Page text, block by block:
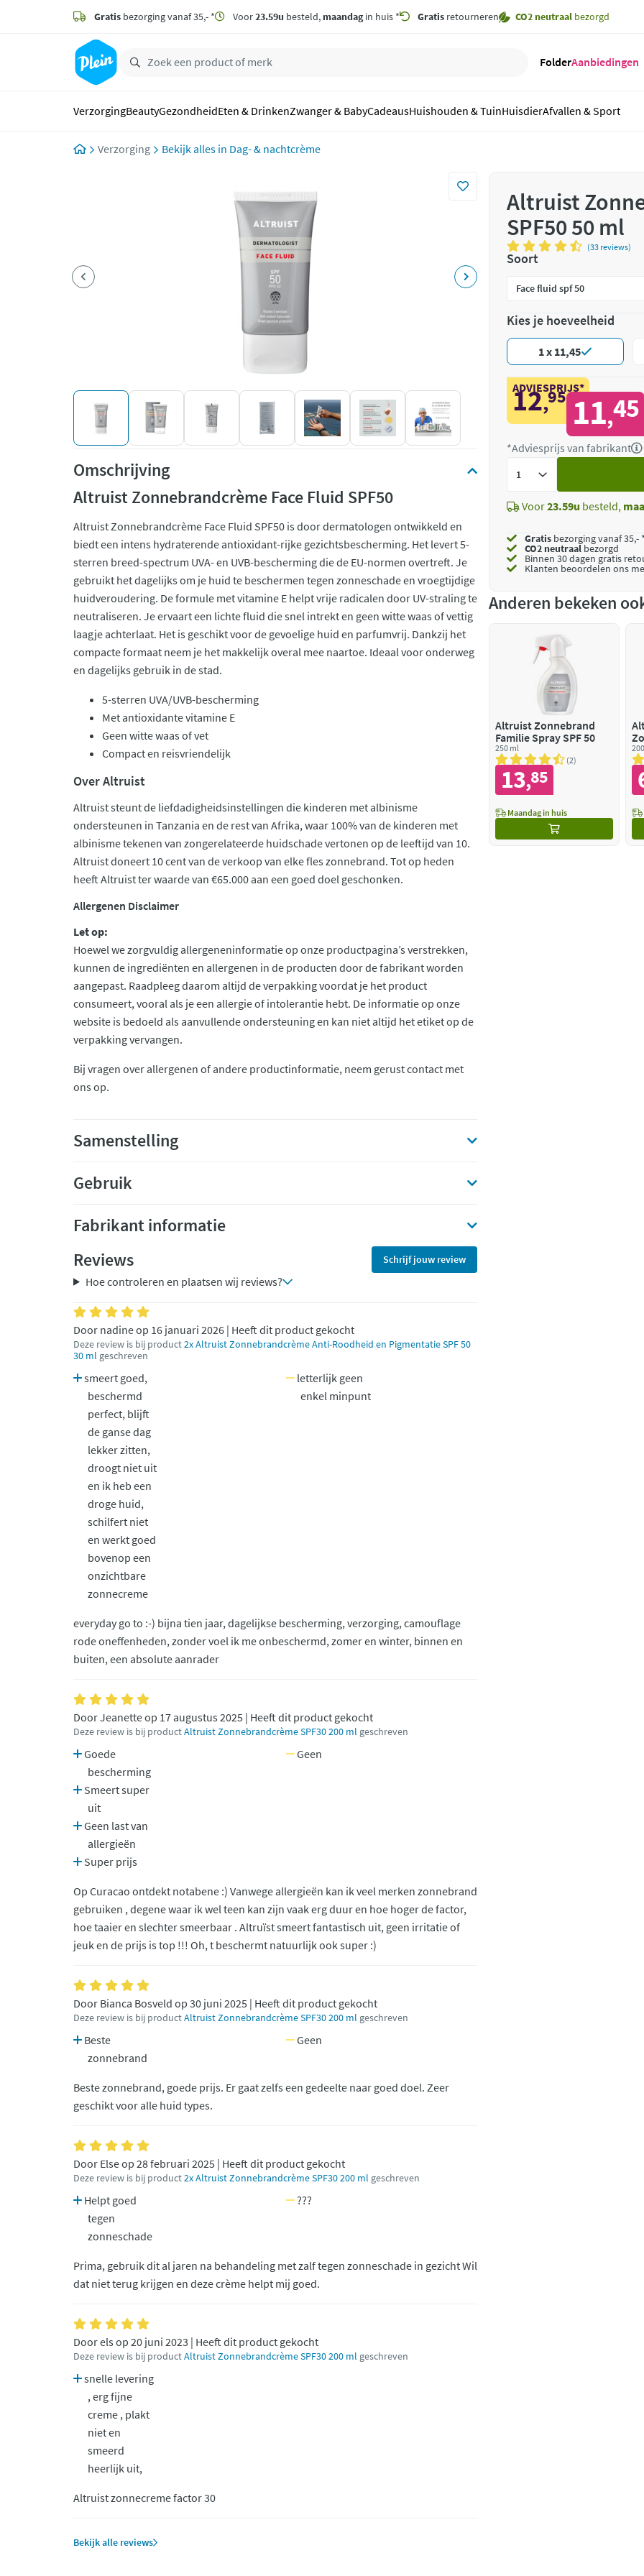
zoeken
hoofdinhoud
Gratis bezorging vanaf 35,- * Voor23.59u besteld, maandagin huis * Gratis retourneren CO2 neutraal bezorgd
FolderAanbiedingen
VerzorgingBeautyGezondheidEten & DrinkenZwanger & BabyCadeausHuishouden & TuinHuisdierAfvallen & Sport
Verzorging Dag- & nachtcrème
Omschrijving
Altruist Zonnebrandcrème Face Fluid SPF50
Altruist Zonnebrandcrème Face Fluid SPF50 is door dermatologen ontwikkeld en
biedt een intens hydraterende antioxidant-rijke gezichtsbescherming. Het levert 5-
sterren breed-spectrum UVA- en UVB-bescherming die de EU-normen overtreft. Je
gebruikt het dagelijks om je huid te beschermen tegen zonneschade en vroegtijdige
huidveroudering. De formule met vitamine E helpt vrije radicalen door UV-straling te
neutraliseren. Je ervaart een lichte fluid die snel intrekt en geen witte waas of vettig
laagje achterlaat. Het is geschikt voor de gevoelige huid en parfumvrij. Dankzij het
compacte formaat neem je het makkelijk overal mee naartoe. Ideaal voor onderweg
en dagelijks gebruik in de stad.
5-sterren UVA/UVB-bescherming
Met antioxidante vitamine E
Geen witte waas of vet
Compact en reisvriendelijk
Over Altruist
Altruist steunt de liefdadigheidsinstellingen die kinderen met albinisme
ondersteunen in Tanzania en de rest van Afrika, waar 100% van de kinderen met
albinisme tekenen van zongerelateerde huidschade vertonen op de leeftijd van 10.
Altruist doneert 10 cent van de verkoop van elke fles zonnebrand. Tot op heden
heeft Altruist ter waarde van €65.000 aan een goed doel geschonken.
Allergenen Disclaimer
Let op:
Hoewel we zorgvuldig allergeneninformatie op onze productpagina’s verstrekken,
kunnen de ingrediënten en allergenen in de producten door de fabrikant worden
aangepast. Raadpleeg daarom altijd de verpakking voordat je het product
consumeert, vooral als je een allergie of intolerantie hebt. De informatie op onze
website is bedoeld als aanvullende ondersteuning en kan niet altijd het etiket op de
verpakking vervangen.
Bij vragen over allergenen of andere productinformatie, neem gerust contact met
ons op.
Samenstelling
Gebruik
Fabrikant informatie
Reviews
Schrijf jouw review
Hoe controleren en plaatsen wij reviews?
Door nadine op 16 januari 2026 | Heeft dit product gekocht
Deze review is bij product2x Altruist Zonnebrandcrème Anti-Roodheid en Pigmentatie SPF 50
30 ml geschreven
smeert goed,
beschermd
perfect, blijft
de ganse dag
lekker zitten,
droogt niet uit
en ik heb een
droge huid,
schilfert niet
en werkt goed
bovenop een
onzichtbare
zonnecreme
letterlijk geen
enkel minpunt
everyday go to :-) bijna tien jaar, dagelijkse bescherming, verzorging, camouflage
rode oneffenheden, zonder voel ik me onbeschermd, zomer en winter, binnen en
buiten, een absolute aanrader
Door Jeanette op 17 augustus 2025 | Heeft dit product gekocht
Deze review is bij productAltruist Zonnebrandcrème SPF30 200 ml geschreven
Goede
bescherming
Smeert super
uit
Geen last van
allergieën
Super prijs
Geen
Op Curacao ontdekt notabene :) Vanwege allergieën kan ik veel merken zonnebrand
gebruiken , degene waar ik wel teen kan zijn vaak erg duur en hoe hoger de factor,
hoe taaier en slechter smeerbaar . Altruïst smeert fantastisch uit, geen irritatie of
jeuk en de prijs is top !!! Oh, t beschermt natuurlijk ook super :)
Door Bianca Bosveld op 30 juni 2025 | Heeft dit product gekocht
Deze review is bij productAltruist Zonnebrandcrème SPF30 200 ml geschreven
Beste
zonnebrand
Geen
Beste zonnebrand, goede prijs. Er gaat zelfs een gedeelte naar goed doel. Zeer
geschikt voor alle huid types.
Door Else op 28 februari 2025 | Heeft dit product gekocht
Deze review is bij product2x Altruist Zonnebrandcrème SPF30 200 ml geschreven
Helpt goed
tegen
zonneschade
???
Prima, gebruik dit al jaren na behandeling met zalf tegen zonneschade in gezicht Wil
dat niet terug krijgen en deze crème helpt mij goed.
Door els op 20 juni 2023 | Heeft dit product gekocht
Deze review is bij productAltruist Zonnebrandcrème SPF30 200 ml geschreven
snelle levering
, erg fijne
creme , plakt
niet en
smeerd
heerlijk uit,
Altruist zonnecreme factor 30
Bekijk alle reviews
Altruist
SPF50 50 ml
(33 reviews)
Soort
Kies je hoeveelheid
1 x 11,45
ADVIESPRIJS*
12,95 11,45
*Adviesprijs van fabrikant
Voor23.59u besteld,
Gratis bezorging vanaf 35,- *
CO2 neutraalbezorgd
Binnen 30 dagen gratis
Klanten beoordelen ons
Anderen bekeken
Altruist Zonnebrand
Familie Spray SPF 50
250 ml
2
13,85
Maandag in huis